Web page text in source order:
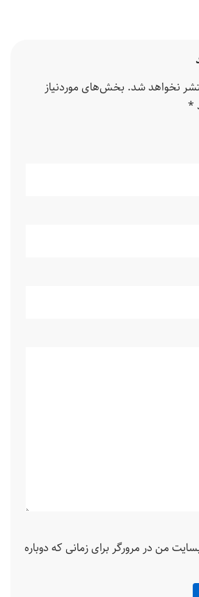
نخواهد شد. بخش‌های موردنیاز
*
من در مرورگر برای زمانی که دوباره